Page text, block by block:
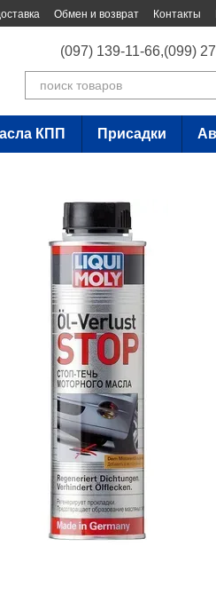
Обмен и возврат Контакты
(097) 139-11-66,(099)
КПП Присадки